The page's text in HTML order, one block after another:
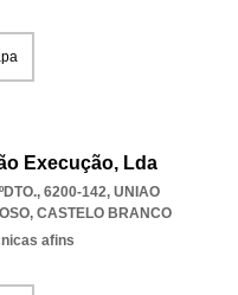
Execução, Lda
6200-142, UNIAO
, CASTELO BRANCO
afins